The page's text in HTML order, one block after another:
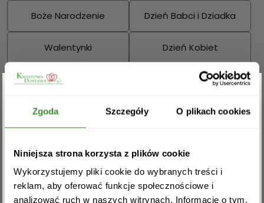
Zgoda Szczegóły O plikach cookies
Niniejsza strona korzysta z plików cookie
Wykorzystujemy pliki cookie do wybranych treści i
reklam, aby oferować funkcje społecznościowe i
analizować ruch w naszych witrynach. Informacje o tym,
Boże Narodzenie Dzień Babci i Dziadka
Walentynki Dzień Kobiet
Wielkanoc Dzień Mamy
Dzień Ojca
Zgarnij rabat -5%
Zapisz się do newslettera i zgarnij
rabat na pierwsze zakupy!